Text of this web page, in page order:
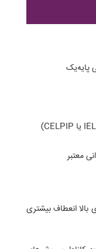
معتبر
بالا انعطاف بیشتری